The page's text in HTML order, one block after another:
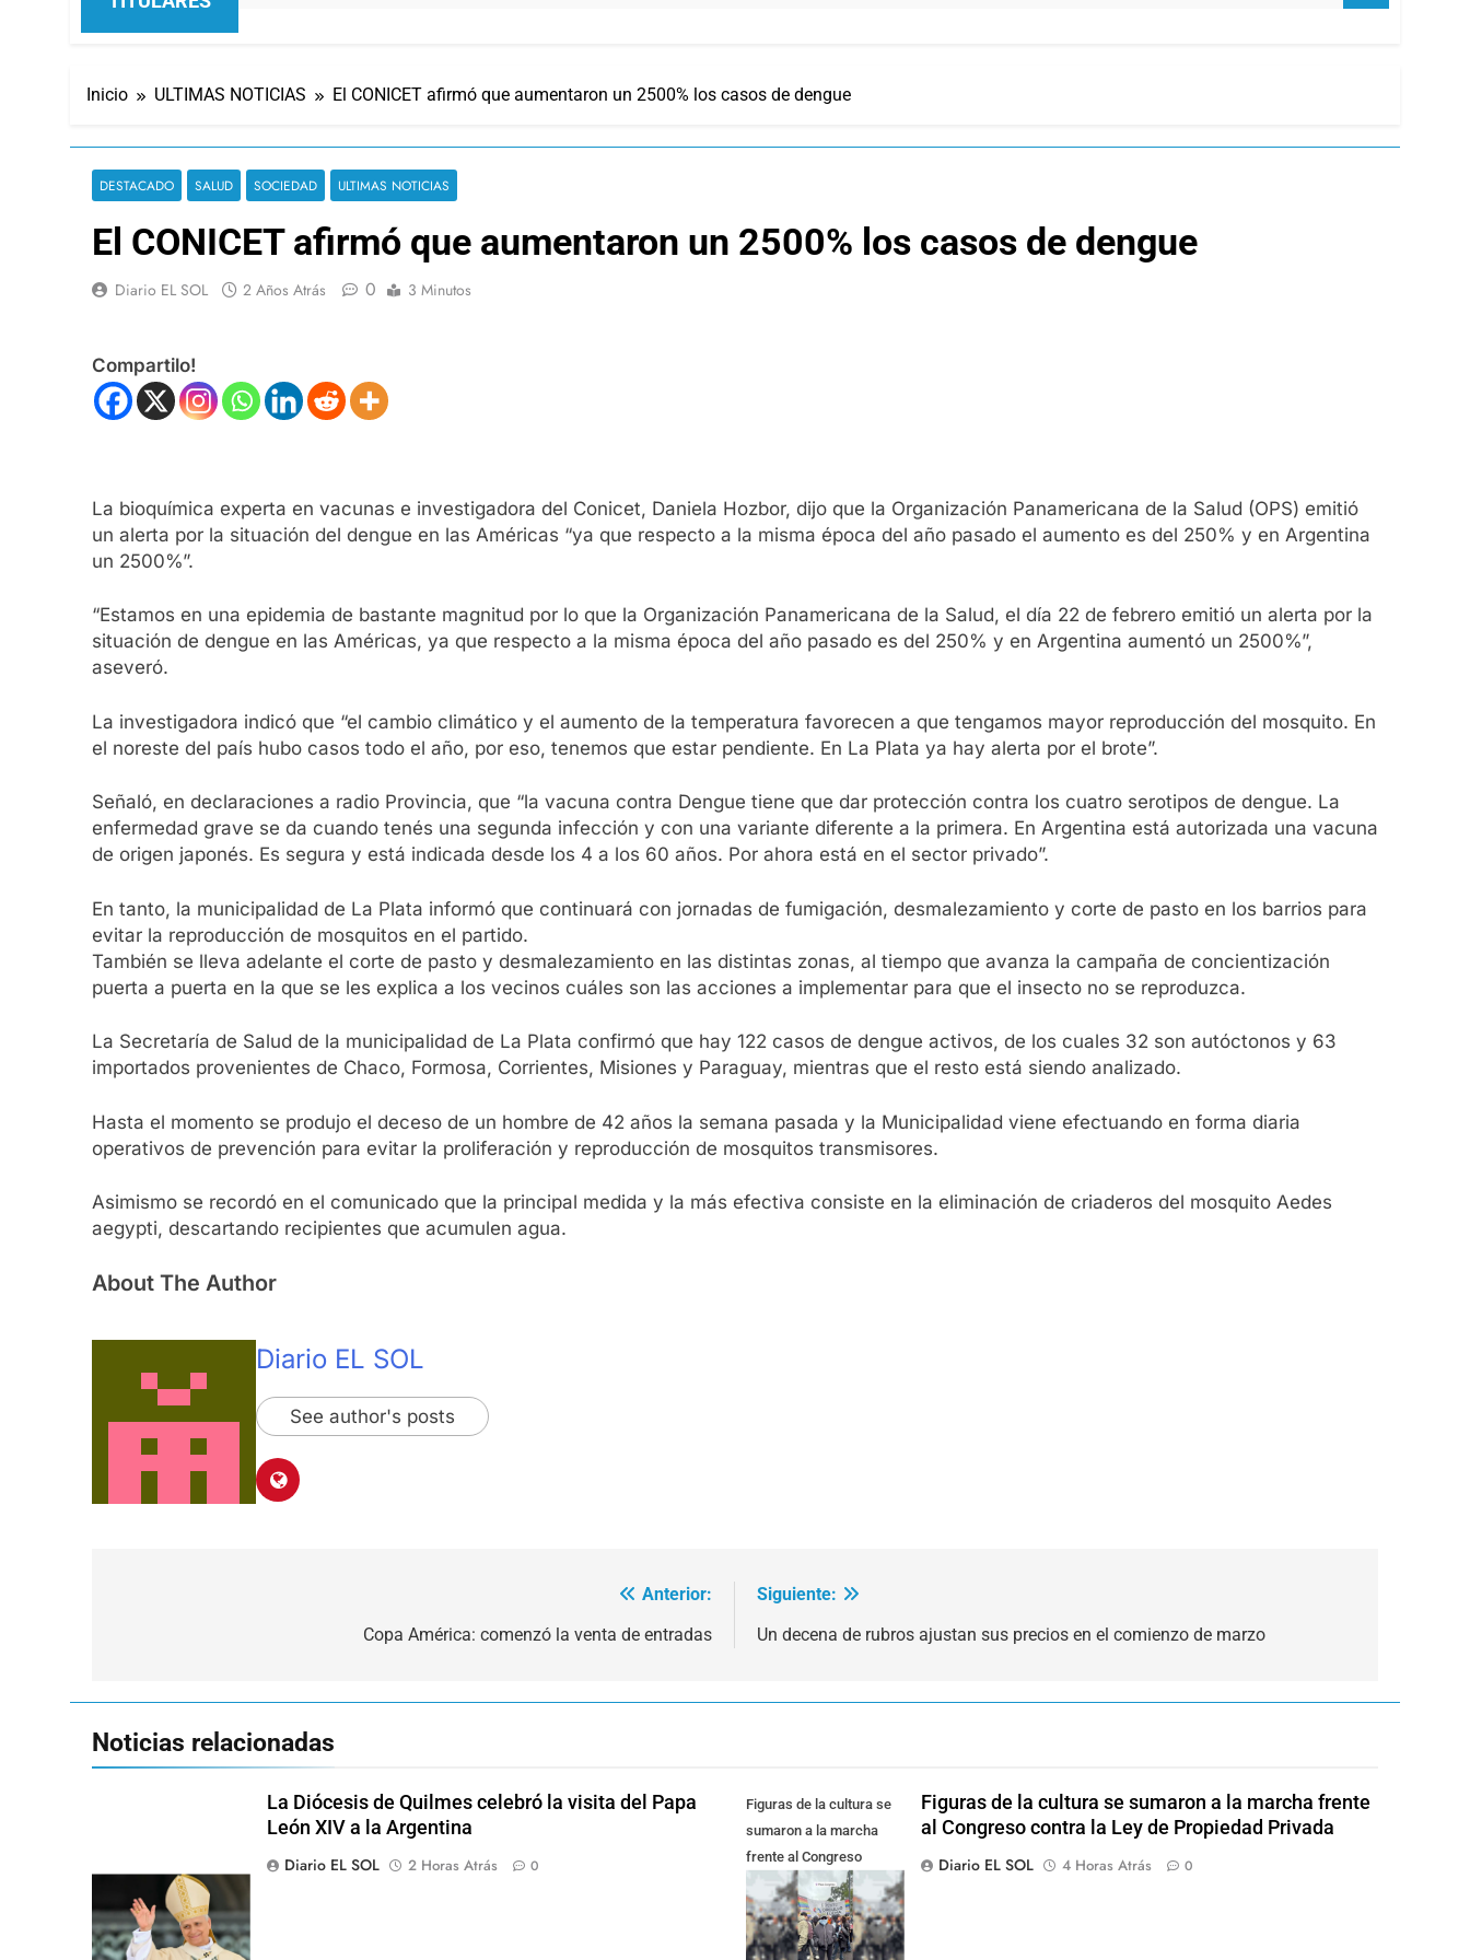
Inicio ULTIMAS NOTICIAS El CONICET afirmó que aumentaron un 2500% los casos de dengue
DESTACADO SALUD SOCIEDAD ULTIMAS NOTICIAS
El CONICET afirmó que aumentaron un 2500% los casos de dengue
Diario EL SOL 2 Años Atrás 0 3 Minutos
Compartilo!
La bioquímica experta en vacunas e investigadora del Conicet, Daniela Hozbor, dijo que la Organización Panamericana de la Salud (OPS) emitió
un alerta por la situación del dengue en las Américas “ya que respecto a la misma época del año pasado el aumento es del 250% y en Argentina
un 2500%”.
“Estamos en una epidemia de bastante magnitud por lo que la Organización Panamericana de la Salud, el día 22 de febrero emitió un alerta por la
situación de dengue en las Américas, ya que respecto a la misma época del año pasado es del 250% y en Argentina aumentó un 2500%”,
aseveró.
La investigadora indicó que “el cambio climático y el aumento de la temperatura favorecen a que tengamos mayor reproducción del mosquito. En
el noreste del país hubo casos todo el año, por eso, tenemos que estar pendiente. En La Plata ya hay alerta por el brote”.
Señaló, en declaraciones a radio Provincia, que “la vacuna contra Dengue tiene que dar protección contra los cuatro serotipos de dengue. La
enfermedad grave se da cuando tenés una segunda infección y con una variante diferente a la primera. En Argentina está autorizada una vacuna
de origen japonés. Es segura y está indicada desde los 4 a los 60 años. Por ahora está en el sector privado”.
En tanto, la municipalidad de La Plata informó que continuará con jornadas de fumigación, desmalezamiento y corte de pasto en los barrios para
evitar la reproducción de mosquitos en el partido.
También se lleva adelante el corte de pasto y desmalezamiento en las distintas zonas, al tiempo que avanza la campaña de concientización
puerta a puerta en la que se les explica a los vecinos cuáles son las acciones a implementar para que el insecto no se reproduzca.
La Secretaría de Salud de la municipalidad de La Plata confirmó que hay 122 casos de dengue activos, de los cuales 32 son autóctonos y 63
importados provenientes de Chaco, Formosa, Corrientes, Misiones y Paraguay, mientras que el resto está siendo analizado.
Hasta el momento se produjo el deceso de un hombre de 42 años la semana pasada y la Municipalidad viene efectuando en forma diaria
operativos de prevención para evitar la proliferación y reproducción de mosquitos transmisores.
Asimismo se recordó en el comunicado que la principal medida y la más efectiva consiste en la eliminación de criaderos del mosquito Aedes
aegypti, descartando recipientes que acumulen agua.
About The Author
Diario EL SOL
See author's posts
Anterior:
Copa América: comenzó la venta de entradas
Siguiente:
Un decena de rubros ajustan sus precios en el comienzo de marzo
Noticias relacionadas
La Diócesis de Quilmes celebró la visita del Papa
León XIV a la Argentina
Diario EL SOL
2 Horas Atrás 0
Figuras de la cultura se
sumaron a la marcha
frente al Congreso
contra la Ley de
Propiedad Privada
Figuras de la cultura se sumaron a la marcha frente
al Congreso contra la Ley de Propiedad Privada
Diario EL SOL
4 Horas Atrás 0